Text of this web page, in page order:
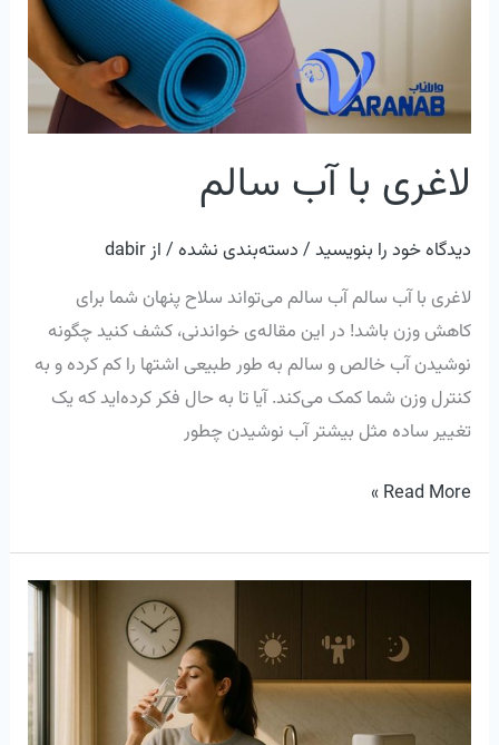
لاغری با آب سالم
دیدگاه‌ خود را بنویسید/دسته‌بندی نشده/ از dabir
لاغری با آب سالم آب سالم می‌تواند سلاح پنهان شما برای
کاهش وزن باشد! در این مقاله‌ی خواندنی، کشف کنید چگونه
نوشیدن آب خالص و سالم به طور طبیعی اشتها را کم کرده و به
کنترل وزن شما کمک می‌کند. آیا تا به حال فکر کرده‌اید که یک
تغییر ساده مثل بیشتر آب نوشیدن چطور
Read More »
آب